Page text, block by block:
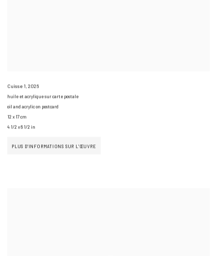
Cuisse 1, 2026
huile et acrylique sur carte postale
oil and acrylic on postcard
12 x 17 cm
4 1/2 x 6 1/2 in
PLUS D'INFORMATIONS SUR L'ŒUVRE